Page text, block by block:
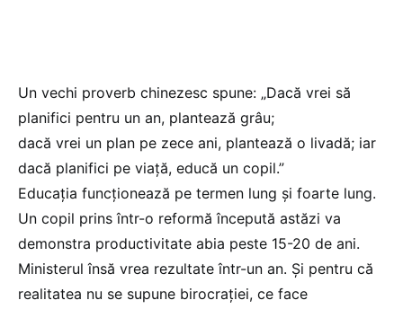
Un vechi proverb chinezesc spune: „Dacă vrei să
planifici pentru un an, plantează grâu;
dacă vrei un plan pe zece ani, plantează o livadă; iar
dacă planifici pe viață, educă un copil.”
Educația funcționează pe termen lung și foarte lung.
Un copil prins într-o reformă începută astăzi va
demonstra productivitate abia peste 15-20 de ani.
Ministerul însă vrea rezultate într-un an. Și pentru că
realitatea nu se supune birocrației, ce face